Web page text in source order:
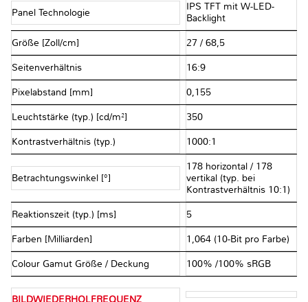
Panel Technologie
IPS TFT mit W-LED-
Backlight
Größe [Zoll/cm] 27 / 68,5
Seitenverhältnis 16:9
Pixelabstand [mm] 0,155
Leuchtstärke (typ.) [cd/m²] 350
Kontrastverhältnis (typ.) 1000:1
Betrachtungswinkel [°]
178 horizontal / 178
vertikal (typ. bei
Kontrastverhältnis 10:1)
Reaktionszeit (typ.) [ms] 5
Farben [Milliarden] 1,064 (10-Bit pro Farbe)
Colour Gamut Größe / Deckung 100% /100% sRGB